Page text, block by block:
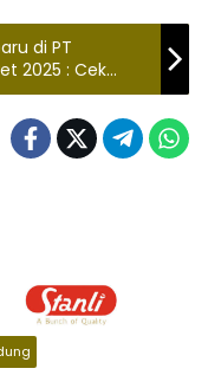
di PT
2025 : Cek